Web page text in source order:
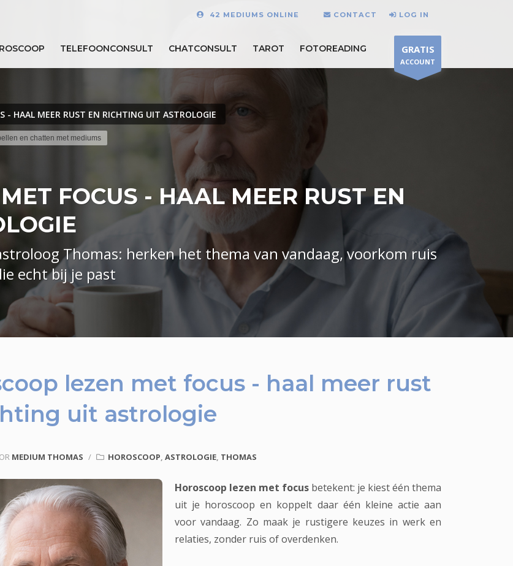
42 MEDIUMS ONLINE CONTACT LOG IN
TELEFOONCONSULT CHATCONSULT TAROT FOTOREADING GRATIS
ACCOUNT
- HAAL MEER RUST EN RICHTING UIT ASTROLOGIE
en chatten met mediums
FOCUS - HAAL MEER RUST EN
Thomas: herken het thema van vandaag, voorkom ruis
echt bij je past
lezen met focus - haal meer rust
uit astrologie
MEDIUM THOMAS / HOROSCOOP, ASTROLOGIE, THOMAS
Horoscoop lezen met focus betekent: je kiest één thema
uit je horoscoop en koppelt daar één kleine actie aan
voor vandaag. Zo maak je rustigere keuzes in werk en
relaties, zonder ruis of overdenken.